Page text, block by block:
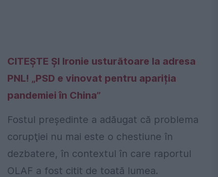
CITEȘTE ȘI Ironie usturătoare la adresa
PNL! „PSD e vinovat pentru apariția
pandemiei în China”
Fostul preşedinte a adăugat că problema
corupţiei nu mai este o chestiune în
dezbatere, în contextul în care raportul
OLAF a fost citit de toată lumea.